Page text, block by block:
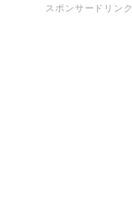
スポンサードリンク